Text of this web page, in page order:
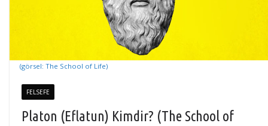
(görsel: The School of Life)
FELSEFE
Platon (Eflatun) Kimdir? (The School of